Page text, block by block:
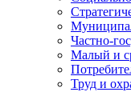
Частно-
Малый и
Труд и